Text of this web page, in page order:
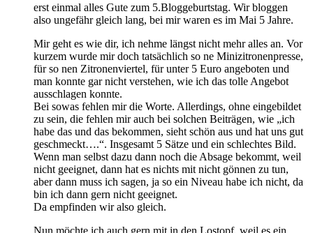
erst einmal alles Gute zum 5.Bloggeburtstag. Wir bloggen
also ungefähr gleich lang, bei mir waren es im Mai 5 Jahre.
Mir geht es wie dir, ich nehme längst nicht mehr alles an. Vor
kurzem wurde mir doch tatsächlich so ne Minizitronenpresse,
für so nen Zitronenviertel, für unter 5 Euro angeboten und
man konnte gar nicht verstehen, wie ich das tolle Angebot
ausschlagen konnte.
Bei sowas fehlen mir die Worte. Allerdings, ohne eingebildet
zu sein, die fehlen mir auch bei solchen Beiträgen, wie „ich
habe das und das bekommen, sieht schön aus und hat uns gut
geschmeckt….“. Insgesamt 5 Sätze und ein schlechtes Bild.
Wenn man selbst dazu dann noch die Absage bekommt, weil
nicht geeignet, dann hat es nichts mit nicht gönnen zu tun,
aber dann muss ich sagen, ja so ein Niveau habe ich nicht, da
bin ich dann gern nicht geeignet.
Da empfinden wir also gleich.
Nun möchte ich auch gern mit in den Lostopf, weil es ein